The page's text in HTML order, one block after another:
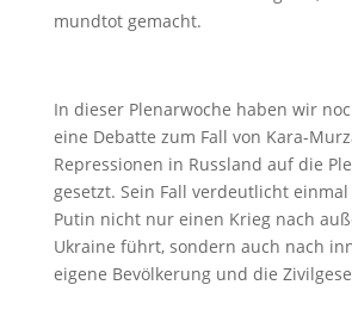
mundtot gemacht.
In dieser Plenarwoche haben wir
eine Debatte zum Fall von Kara-
Repressionen in Russland auf die
gesetzt. Sein Fall verdeutlicht
Putin nicht nur einen Krieg nach
Ukraine führt, sondern auch nach
eigene Bevölkerung und die